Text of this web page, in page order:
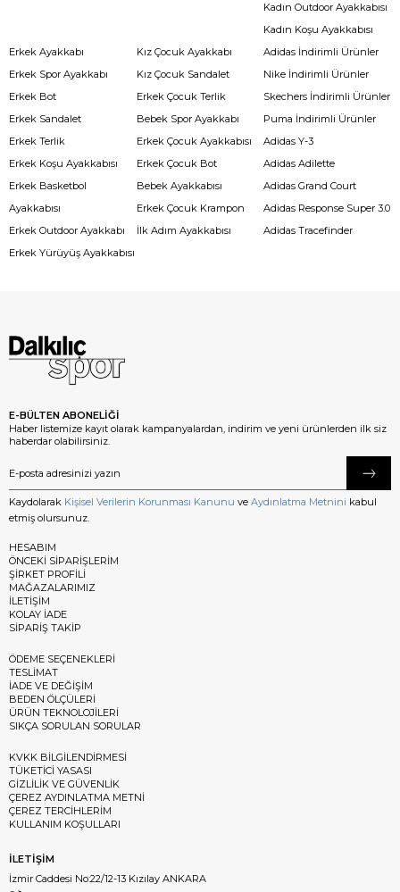
Kadın Outdoor Ayakkabısı
Kadın Koşu Ayakkabısı
Erkek Ayakkabı
Erkek Spor Ayakkabı
Erkek Bot
Erkek Sandalet
Erkek Terlik
Erkek Koşu Ayakkabısı
Erkek Basketbol
Ayakkabısı
Erkek Outdoor Ayakkabı
Erkek Yürüyüş Ayakkabısı
Kız Çocuk Ayakkabı
Kız Çocuk Sandalet
Erkek Çocuk Terlik
Bebek Spor Ayakkabı
Erkek Çocuk Ayakkabısı
Erkek Çocuk Bot
Bebek Ayakkabısı
Erkek Çocuk Krampon
İlk Adım Ayakkabısı
Adidas İndirimli Ürünler
Nike İndirimli Ürünler
Skechers İndirimli Ürünler
Puma İndirimli Ürünler
Adidas Y-3
Adidas Adilette
Adidas Grand Court
Adidas Response Super 3.0
Adidas Tracefinder
E-BÜLTEN ABONELİĞİ
Haber listemize kayıt olarak kampanyalardan, indirim ve yeni ürünlerden ilk siz
haberdar olabilirsiniz.
Kaydolarak Kişisel Verilerin Korunması Kanunu ve Aydınlatma Metnini kabul
etmiş olursunuz.
HESABIM
ÖNCEKİ SİPARİŞLERİM
ŞİRKET PROFİLİ
MAĞAZALARIMIZ
İLETİŞİM
KOLAY İADE
SİPARİŞ TAKİP
ÖDEME SEÇENEKLERİ
TESLİMAT
İADE VE DEĞİŞİM
BEDEN ÖLÇÜLERİ
ÜRÜN TEKNOLOJİLERİ
SIKÇA SORULAN SORULAR
KVKK BİLGİLENDİRMESİ
TÜKETİCİ YASASI
GİZLİLİK VE GÜVENLİK
ÇEREZ AYDINLATMA METNİ
ÇEREZ TERCİHLERİM
KULLANIM KOŞULLARI
İLETİŞİM
İzmir Caddesi No:22/12-13 Kızılay ANKARA